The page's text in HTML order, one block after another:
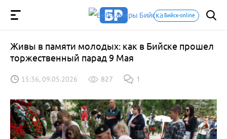
Бийск-online
Живы в памяти молодых: как в Бийске прошел
торжественный парад 9 Мая
15:36, 09.05.2026 827 1